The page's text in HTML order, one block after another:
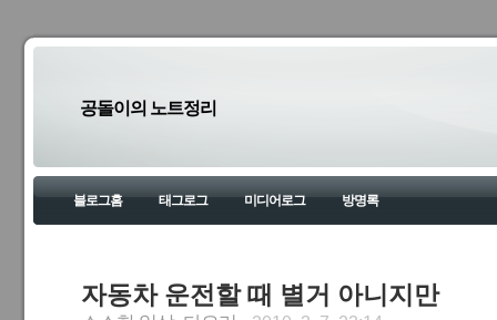
공돌이의 노트정리
블로그홈 태그로그 미디어로그 방명록
자동차 운전할 때 별거 아니지만